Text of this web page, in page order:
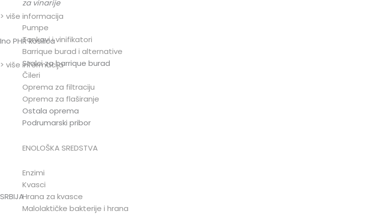
za vinarije
Pumpe
Tankovi i vinifikatori
Barrique burad i alternative
Stalci za barrique burad
Čileri
Oprema za filtraciju
Oprema za flaširanje
Ostala oprema
Podrumarski pribor
ENOLOŠKA SREDSTVA
Enzimi
Kvasci
Hrana za kvasce
Malolaktičke bakterije i hrana
> više informacija
Ino PHR kosilica
> više informacija
SRBIJA